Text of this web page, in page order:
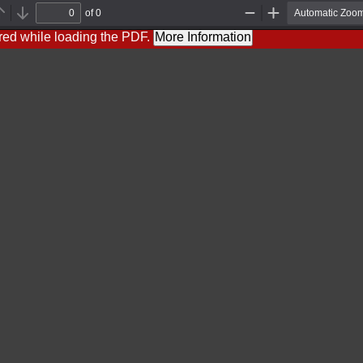
Previous
Next
of 0
Out
while loading the PDF. More Information